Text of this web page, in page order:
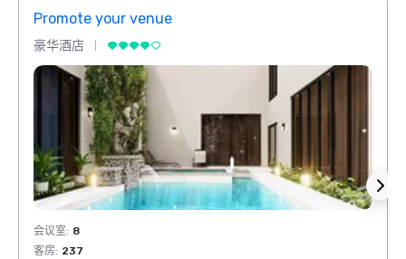
Promote your venue
豪华酒店
会议室: 8
客房: 237